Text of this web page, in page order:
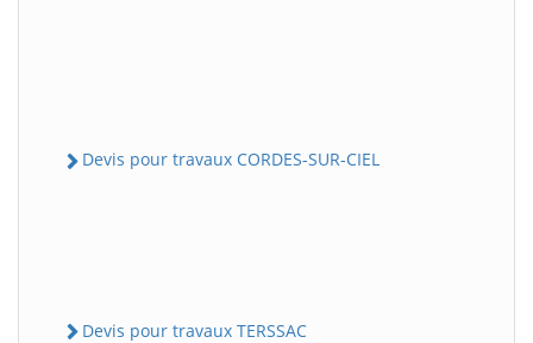
Devis pour travaux CORDES-SUR-CIEL
Devis pour travaux TERSSAC